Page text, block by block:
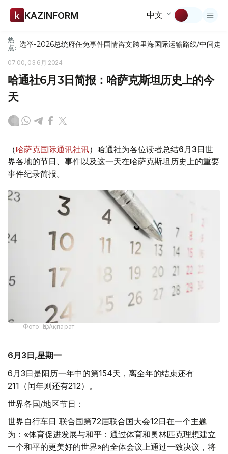
KAZINFORM 中文
热
点: 选举-2026总统府任免事件国情咨文跨里海国际运输路线/中间走廊
07:00, 03 6月 2024
哈通社6月3日简报：哈萨克斯坦历史上的今
天
（哈萨克国际通讯社讯）哈通社为各位读者总结6月3日世
界各地的节日、事件以及这一天在哈萨克斯坦历史上的重要
事件纪录简报。
Фото: ҚазАқпарат
6月3日,星期一
6月3日是阳历一年中的第154天，离全年的结束还有
211（闰年则还有212）。
世界各国/地区节日：
世界自行车日 联合国第72届联合国大会12日在一个主题
为：«体育促进发展与和平：通过体育和奥林匹克理想建立
一个和平的更美好的世界»的全体会议上通过一致决议，将